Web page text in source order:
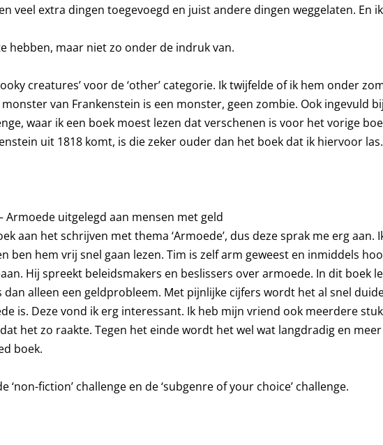
veel extra dingen toegevoegd en juist andere dingen weggelaten. En
hebben, maar niet zo onder de indruk van.
creatures’ voor de ‘other’ categorie. Ik twijfelde of ik hem onder
van Frankenstein is een monster, geen zombie. Ook ingevuld
waar ik een boek moest lezen dat verschenen is voor het vorige
uit 1818 komt, is die zeker ouder dan het boek dat ik hiervoor las.
Armoede uitgelegd aan mensen met geld
aan het schrijven met thema ‘Armoede’, dus deze sprak me erg aan.
ben hem vrij snel gaan lezen. Tim is zelf arm geweest en inmiddels
Hij spreekt beleidsmakers en beslissers over armoede. In dit boek
dan alleen een geldprobleem. Met pijnlijke cijfers wordt het al snel
is. Deze vond ik erg interessant. Ik heb mijn vriend ook meerdere
het zo raakte. Tegen het einde wordt het wel wat langdradig en
boek.
‘non-fiction’ challenge en de ‘subgenre of your choice’ challenge.